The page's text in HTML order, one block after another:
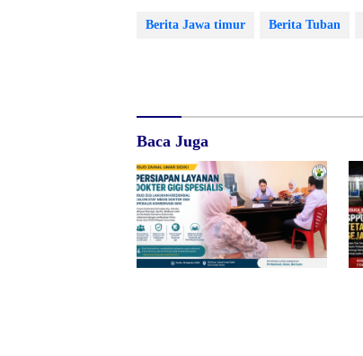
Berita Jawa timur Berita Tuban
Baca Juga